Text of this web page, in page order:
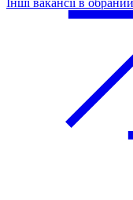
Інші вакансії в